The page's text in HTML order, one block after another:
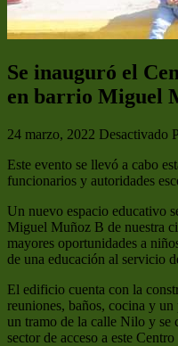
Se inauguró el
en barrio Miguel
24 marzo, 2022 Desactivado
Este evento se llevó a cabo
funcionarios y autoridades
Un nuevo espacio educativo
Miguel Muñoz B de nuestra
mayores oportunidades a
de una educación al servicio
El edificio cuenta con la
reuniones, baños, cocina y un
un tramo de la calle Nilo y se
sector de acceso a este